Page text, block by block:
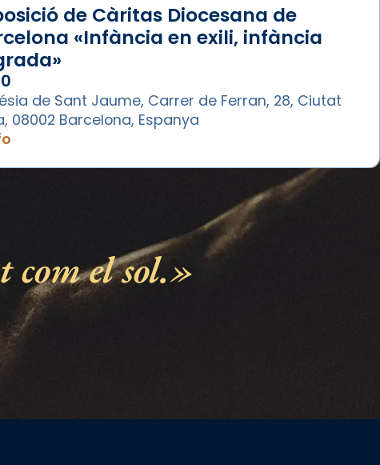
de Càritas Diocesana de
«Infància en exili, infància
de Sant Jaume, Carrer de Ferran, 28, Ciutat
08002 Barcelona, Espanya
com el sol.